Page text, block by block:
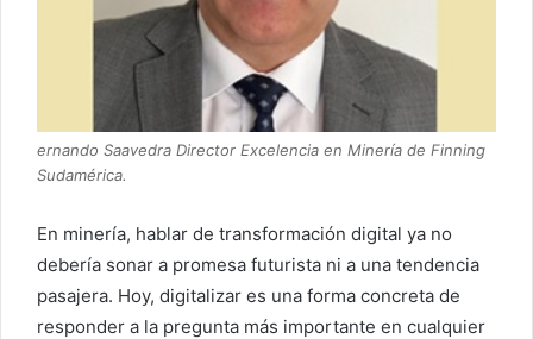
ernando Saavedra Director Excelencia en Minería de Finning
Sudamérica.
En minería, hablar de transformación digital ya no
debería sonar a promesa futurista ni a una tendencia
pasajera. Hoy, digitalizar es una forma concreta de
responder a la pregunta más importante en cualquier